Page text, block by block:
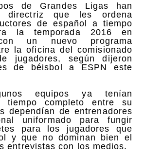
de Grandes Ligas han
directriz que les ordena
de español a tiempo
la temporada 2016 en
un nuevo programa
la oficina del comisionado
jugadores, según dijeron
de béisbol a ESPN este
equipos ya tenían
tiempo completo entre su
dependían de entrenadores
uniformado para fungir
para los jugadores que
y que no dominan bien el
entrevistas con los medios.